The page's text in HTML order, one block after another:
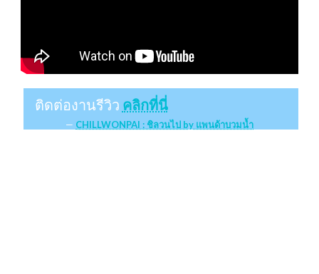
ติดต่องานรีวิว คลิกที่นี่
CHILLWONPAI : ชิลวนไป by แพนด้าบวมน้ำ